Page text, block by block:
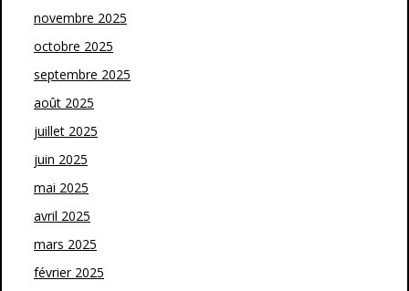
novembre 2025
octobre 2025
septembre 2025
août 2025
juillet 2025
juin 2025
mai 2025
avril 2025
mars 2025
février 2025